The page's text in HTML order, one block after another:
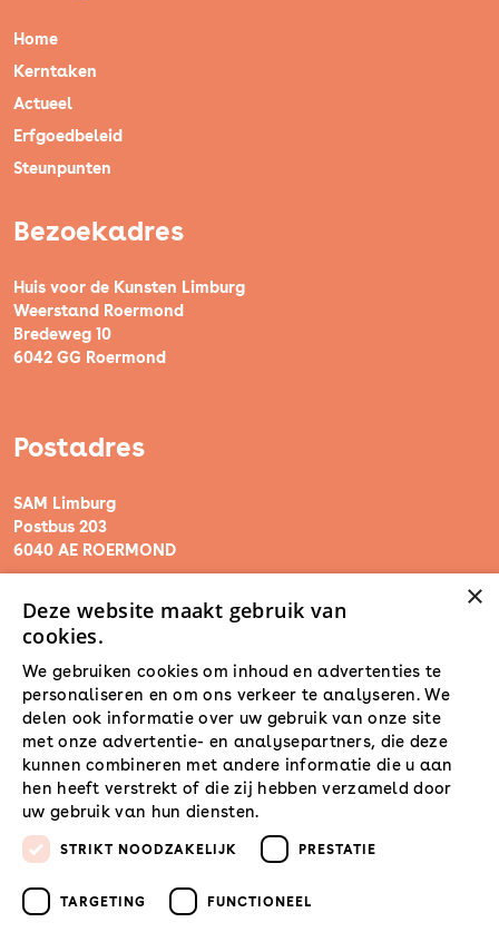
Home
Kerntaken
Actueel
Erfgoedbeleid
Steunpunten
Bezoekadres
Huis voor de Kunsten Limburg
Weerstand Roermond
Bredeweg 10
6042 GG Roermond
Postadres
SAM Limburg
Postbus 203
6040 AE ROERMOND
steunpunt@sam-limburg.nl
0475-399281
×
Deze website maakt gebruik van
cookies.
We gebruiken cookies om inhoud en advertenties te
personaliseren en om ons verkeer te analyseren. We
delen ook informatie over uw gebruik van onze site
met onze advertentie- en analysepartners, die deze
kunnen combineren met andere informatie die u aan
hen heeft verstrekt of die zij hebben verzameld door
uw gebruik van hun diensten.
STRIKT NOODZAKELIJK PRESTATIE
TARGETING FUNCTIONEEL